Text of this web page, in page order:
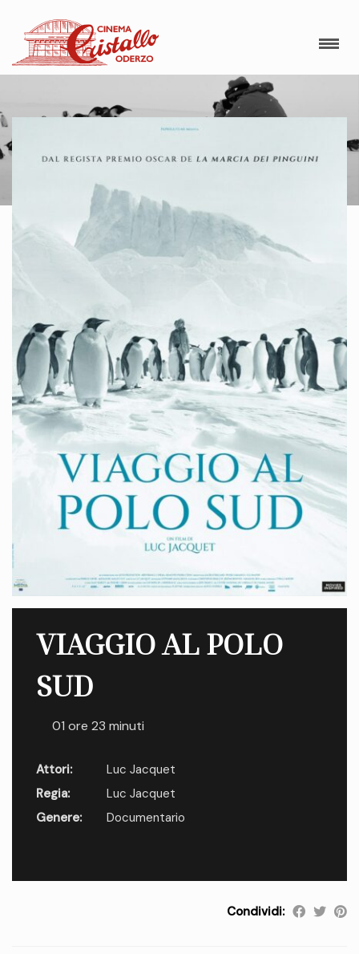
VIAGGIO AL POLO
SUD
01 ore 23 minuti
Attori:
Luc Jacquet
Regia:
Luc Jacquet
Genere:
Documentario
Condividi: